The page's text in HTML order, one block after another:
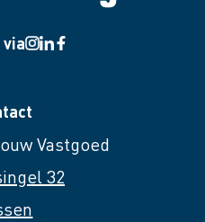
via
Vastgoed
32